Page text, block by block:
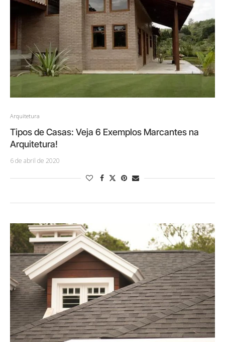
Arquitetura
Tipos de Casas: Veja 6 Exemplos Marcantes na
Arquitetura!
6 de abril de 2020